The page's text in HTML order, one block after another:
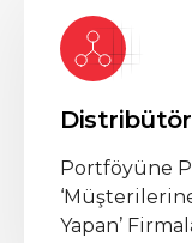
Distribütör
Portföyüne
Yapan’